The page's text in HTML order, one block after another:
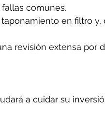
comunes.
en filtro y,
revisión extensa por
a cuidar su